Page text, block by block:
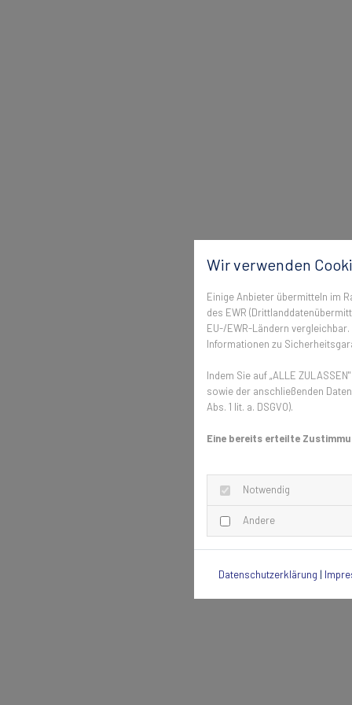
Wir verwenden
Einige Anbieter übermitteln im
des EWR
EU-/EWR-Ländern
Informationen zu
Indem Sie auf „ALLE
sowie der anschließenden
Abs. 1 lit. a. DSGVO).
Eine bereits erteilte
Notwendig
Andere
Datenschutzerklärung |